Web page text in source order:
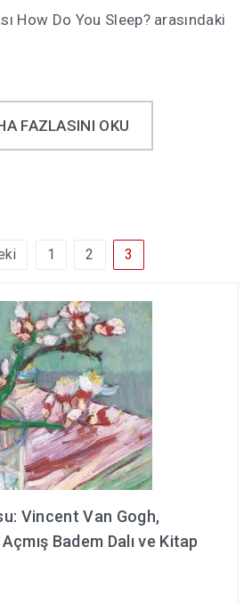
How Do You Sleep? arasındaki
FAZLASINI OKU
1 2 3
Vincent Van Gogh,
Badem Dalı ve Kitap